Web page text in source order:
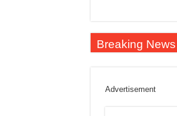
Breaking News
Advertisement